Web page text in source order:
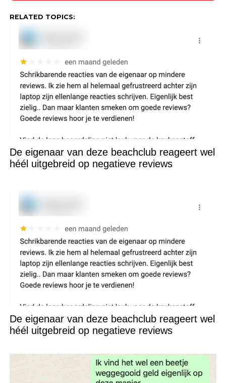
RELATED TOPICS:
De eigenaar van deze beachclub reageert wel
héél uitgebreid op negatieve reviews
De eigenaar van deze beachclub reageert wel
héél uitgebreid op negatieve reviews